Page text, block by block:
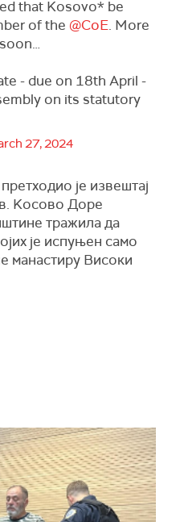
that Kosovo* be
of the @CoE. More
- due on 18th April -
on its statutory
27, 2024
је извештај
Kосово Доре
тражила да
је испуњен само
манастиру Високи